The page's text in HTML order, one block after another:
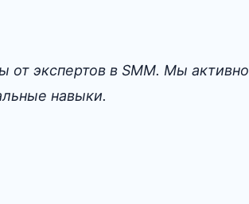
от экспертов в SMM. Мы активно
навыки.